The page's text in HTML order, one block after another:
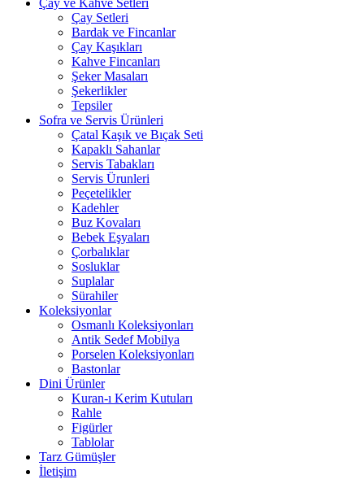
Çay ve Kahve Setleri
Çay Setleri
Bardak ve Fincanlar
Çay Kaşıkları
Kahve Fincanları
Şeker Masaları
Şekerlikler
Tepsiler
Sofra ve Servis Ürünleri
Çatal Kaşık ve Bıçak Seti
Kapaklı Sahanlar
Servis Tabakları
Servis Ürunleri
Peçetelikler
Kadehler
Buz Kovaları
Bebek Eşyaları
Çorbalıklar
Sosluklar
Suplalar
Sürahiler
Koleksiyonlar
Osmanlı Koleksiyonları
Antik Sedef Mobilya
Porselen Koleksiyonları
Bastonlar
Dini Ürünler
Kuran-ı Kerim Kutuları
Rahle
Figürler
Tablolar
Tarz Gümüşler
İletişim